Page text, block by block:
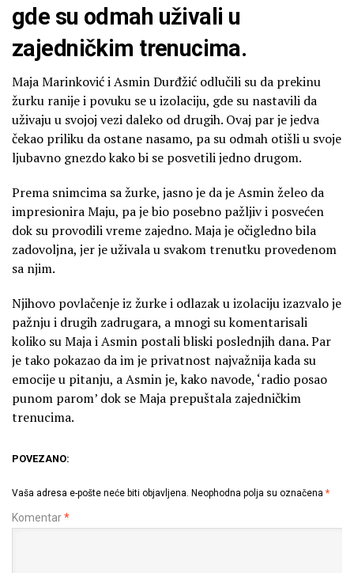
gde su odmah uživali u
zajedničkim trenucima.
Maja Marinković i Asmin Durđžić odlučili su da prekinu
žurku ranije i povuku se u izolaciju, gde su nastavili da
uživaju u svojoj vezi daleko od drugih. Ovaj par je jedva
čekao priliku da ostane nasamo, pa su odmah otišli u svoje
ljubavno gnezdo kako bi se posvetili jedno drugom.
Prema snimcima sa žurke, jasno je da je Asmin želeo da
impresionira Maju, pa je bio posebno pažljiv i posvećen
dok su provodili vreme zajedno. Maja je očigledno bila
zadovoljna, jer je uživala u svakom trenutku provedenom
sa njim.
Njihovo povlačenje iz žurke i odlazak u izolaciju izazvalo je
pažnju i drugih zadrugara, a mnogi su komentarisali
koliko su Maja i Asmin postali bliski poslednjih dana. Par
je tako pokazao da im je privatnost najvažnija kada su
emocije u pitanju, a Asmin je, kako navode, ‘radio posao
punom parom’ dok se Maja prepuštala zajedničkim
trenucima.
POVEZANO:
Vaša adresa e-pošte neće biti objavljena. Neophodna polja su označena *
Komentar*